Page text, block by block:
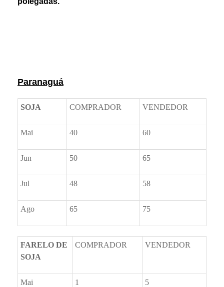
Paranaguá
SOJA COMPRADOR VENDEDOR
Mai 40 60
Jun 50 65
Jul 48 58
Ago 65 75
FARELO DE
SOJA
COMPRADOR VENDEDOR
Mai 1 5